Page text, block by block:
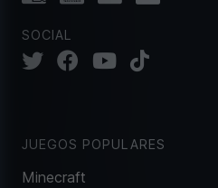
SOCIAL
JUEGOS POPULARES
Minecraft